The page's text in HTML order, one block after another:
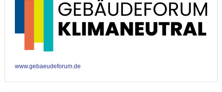
www.gebaeudeforum.de